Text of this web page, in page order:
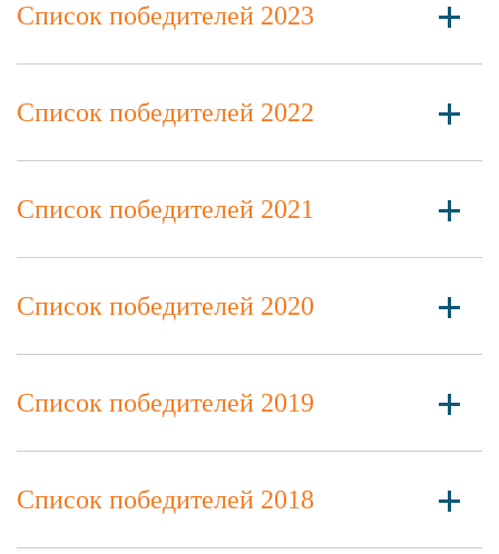
Список победителей 2023
Список победителей 2022
Список победителей 2021
Список победителей 2020
Список победителей 2019
Список победителей 2018